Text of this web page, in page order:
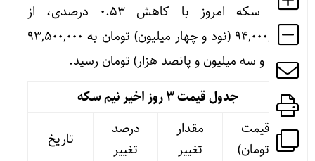
نیم سکه امروز با کاهش ۰.۵۳ درصدی، از
۹۴,۰۰۰,۰۰۰ (نود و چهار میلیون) تومان به ۹۳,۵۰۰,۰۰۰
(نود و سه میلیون و پانصد هزار) تومان رسید.
جدول قیمت 3 روز اخیر نیم سکه
قیمت
(تومان)
مقدار
تغییر
درصد
تغییر
تاریخ